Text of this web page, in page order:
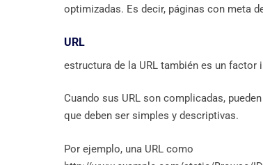
optimizadas. Es decir, páginas con meta
URL
estructura de la URL también es un factor
Cuando sus URL son complicadas,
que deben ser simples y descriptivas.
Por ejemplo, una URL como